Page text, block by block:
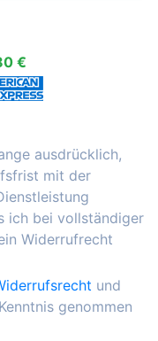
€
ausdrücklich,
mit der
ich bei vollständiger
Widerrufrecht
und
genommen